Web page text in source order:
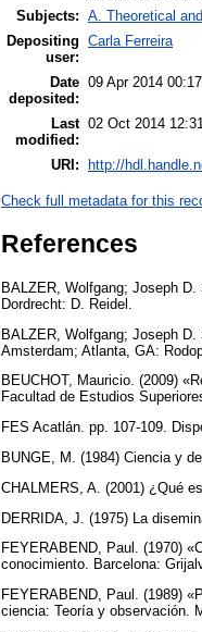
Subjects: A. Theoretical
Depositing
user:
Carla Ferreira
Date
deposited:
09 Apr 2014 00:17
Last
modified:
02 Oct 2014 12:31
URI: http://
Check full metadata for this
References
BALZER, Wolfgang; Joseph
Dordrecht: D. Reidel.
BALZER, Wolfgang; Joseph
Amsterdam; Atlanta, GA:
BEUCHOT, Mauricio. (2009)
Facultad de Estudios
FES Acatlán. pp. 107-109.
BUNGE, M. (1984) Ciencia y
CHALMERS, A. (2001) ¿Qué
DERRIDA, J. (1975) La
FEYERABEND, Paul. (1970)
conocimiento. Barcelona:
FEYERABEND, Paul. (1989)
ciencia: Teoría y observación.